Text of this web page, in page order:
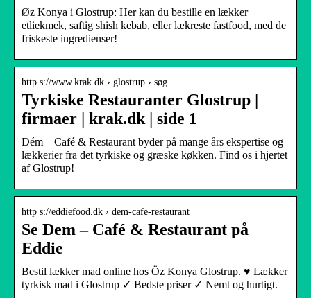
Øz Konya i Glostrup: Her kan du bestille en lækker
etliekmek, saftig shish kebab, eller lækreste fastfood, med de
friskeste ingredienser!
http s://www.krak.dk › glostrup › søg
Tyrkiske Restauranter Glostrup |
firmaer | krak.dk | side 1
Dém – Café & Restaurant byder på mange års ekspertise og
lækkerier fra det tyrkiske og græske køkken. Find os i hjertet
af Glostrup!
http s://eddiefood.dk › dem-cafe-restaurant
Se Dem – Café & Restaurant på
Eddie
Bestil lækker mad online hos Öz Konya Glostrup. ♥ Lækker
tyrkisk mad i Glostrup ✓ Bedste priser ✓ Nemt og hurtigt.